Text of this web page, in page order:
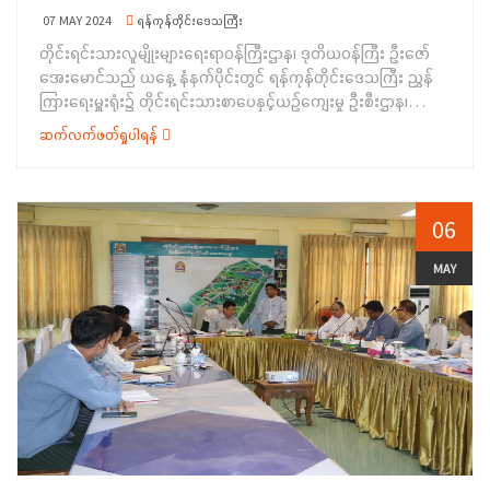
ရာတွင် ဝန်ထမ်းများသည် မိမိတို့၏ စွမ်းဆောင်ရည်များကို စဉ်ဆက်မ
ဘဏ္ဍာရေးဆိုင်ရာ လုပ်ထုံးလုပ်နည်းများကို သိရှိနားလည်ထားရန်လို
အပ်မည်ဖြစ်ပါကြောင်း၊ နိုင်ငံ့ဝန်ထမ်းများဖြစ်သည် နှင့်အညီ
နိုင်ငံဝန်ထမ်းဥပဒေ၊ နည်းဥပဒေများ၊ နိုင်ငံဝန်ထမ်းသစ္စာ
အဓိဋ္ဌာန်(၆)ချက်နှင့် နိုင်ငံဝန်ထမ်း ကျင့်ဝတ်များကို အလေးထား
စည်းလုံးလုံးညီညွတ်စွာ အားသွန် ခွန်စိုက် ကြိုးစားဆောင်ရွက်ကြရန်
မှာကြားလိုပါကြောင်း ပြောကြားခဲ့ပါသည်။ ၂ ဆက်လက်ပြီး ဒုတိယ
ဝန်ကြီး၊ ရှမ်းပြည်နယ်အစိုးရအဖွဲ့ဝင် တိုင်းရင်းသားရေးရာ ဝန်ကြီးနှင့်
တာဝန်ရှိသူများသည် သင်တန်းစင်တာ အဆောက်အဦအား လှည့်လည်
ကြည့်ရှု စစ်ဆေးခဲ့ပြီး သင်တန်းစင်တာ ရေရှည်ကြံခိုင်မှုရှိစေရန်
အတွက် လိုအပ်သည်များ ဆောင်ရွက် နိုင်ရန် တာဝန်ရှိသူများအား
မှာကြားခဲ့ပါသည်။ ၎င်းနောက် &nbsp;ဒုတိယဝန်ကြီး၊ ရှမ်းပြည်နယ်
အစိုးရအဖွဲ့ဝင် တိုင်းရင်းသားရေးရာဝန်ကြီးနှင့် တာဝန်ရှိသူများသည်
တောင်ကြီးမြို့ရှိ တိုင်းရင်းသားလူမျိုးများရေးရာဝန်ကြီးဌာန၊
ရှမ်းပြည်နယ်ညွှန်ကြားရေးမှူးရုံး ရုံးအဝင်လမ်း ခင်းမည့် မြေနေရာ
အား ကြည့်ရှုစစ်ဆေးပြီး ရေစီးရေလာကောင်းမွန်စေရန်၊ ခိုင်ခံ့မှုရှိစေ
ရန် ဆောင်ရွက်ရမည်ဖြစ်ကြောင်းနှင့် လိုအပ်သည်များကို လမ်းညွှန်
07 MAY 2024 ရန်ကုန်တိုင်းဒေသကြီး
တိုင်းရင်းသားလူမျိုးများရေးရာဝန်ကြီးဌာန၊ ဒုတိယဝန်ကြီး ဦးဇော်
အေးမောင်သည် ယနေ့ နံနက်ပိုင်းတွင် ရန်ကုန်တိုင်းဒေသကြီး ညွှန်
ကြားရေးမှူးရုံး၌ တိုင်းရင်းသားစာပေနှင့်ယဉ်ကျေးမှု ဦးစီးဌာန၊
ညွှန်ကြားရေးမှူးချုပ်၊ တိုင်းရင်းသားစာပေနှင့်ယဉ်ကျေးမှုဦးစီးဌာန၊
ညွှန်ကြားရေးမှူး၊ တိုင်းရင်းသားအခွင့်အရေးများကာကွယ်စောင့်ရှောက်
ကျေးရွာ(ရန်ကုန်) ဒုတိယညွှန်ကြားရေးမှူးနှင့် ဝန်ထမ်းများအား
တွေ့ဆုံခဲ့ပါသည်။ရှေးဦးစွာ ဒုတိယဝန်ကြီးက အမှာစကားပြောကြား
ရာတွင် ဝန်ထမ်းများသည် မိမိတို့ ရာထူး အဆင့်နှင့်လျော်ညီစွာ
အရည်အသွေး ပြည့်ဝပြီး စွမ်းဆောင်ရည် မြင့်မားကြရန် လိုအပ်ပါ
ကြောင်း ၊ နိုင်ငံတော်ဘတ်ဂျက် ရန်ပုံငွေများကိုလည်း ဘဏ္ဍာရေး
စည်းမျဉ်း၊ လုပ်ထုံးလုပ်နည်းများ နှင့်အညီ စနစ်တကျ မှန်ကန်စွာ
သုံးစွဲရေး၊&nbsp; အလေလွင့်ဆုံးရှုံးမှုမရှိစေရေး၊ နိုင်ငံ့ဝန်ထမ်းများ
ဖြစ်သည့်အတွက် နိုင်ငံ့ဝန်ထမ်း ဉပဒေနှင့် နည်းဉပဒေများ၊ နိုင်ငံ့
ဝန်ထမ်းသစ္စာ အဓိဌာန် (၆)ချက်နှင့် နိုင်ငံ့ဝန်ထမ်း ကျင့်ဝတ်များကို
အလေးထား လိုက်နာဆောင်ရွက်ကြရန်၊ နိုင်ငံတော်၏ ရှေ့
လုပ်ငန်းစဉ်(၅)ရပ်၊ ဦးတည်ချက်(၉)ရပ်နှင့်အညီ ဝန်ကြီးဌာနက
၂၀၂၄-၂၀၂၅ ဘဏ္ဍာရေးနှစ်တွင် ဆောင်ရွက်နေသည့် အမျိုးသား
ဆက်လက်ဖတ်ရှုပါရန်
06
MAY